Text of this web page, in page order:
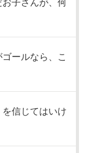
ールなら、こ
を信じてはいけ